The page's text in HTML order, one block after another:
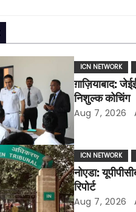
ICN NETWORK
ग़ाज़ियाबाद:
निशुल्क कोचिंग
Aug 7, 2026
ICN NETWORK
नोएडा:
रिपोर्ट
Aug 7, 2026